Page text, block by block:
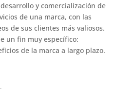
y comercialización de
de una marca, con las
de sus clientes más valiosos.
un fin muy específico:
de la marca a largo plazo.